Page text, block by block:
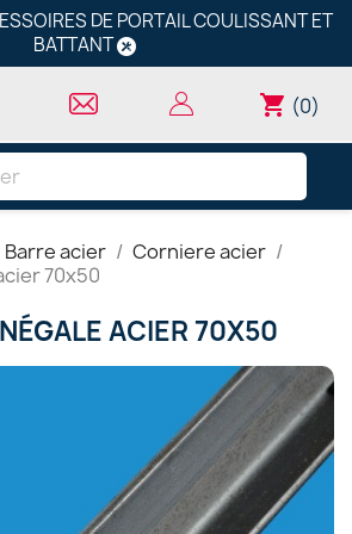
DE PORTAIL COULISSANT ET
BATTANT
shopping_cart (0)
Barre acier
Corniere acier
70x50
ACIER 70X50